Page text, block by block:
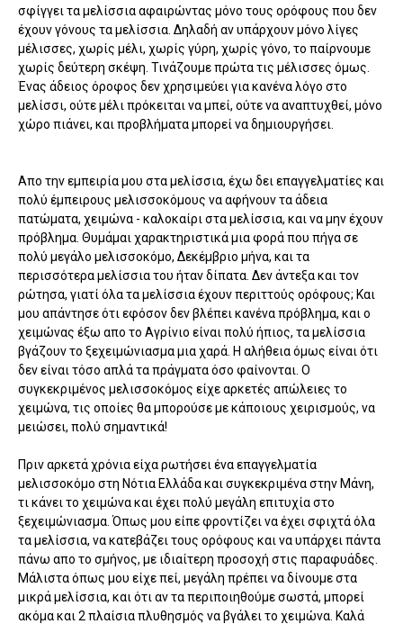
σφίγγει τα μελίσσια αφαιρώντας μόνο τους ορόφους που δεν
έχουν γόνους τα μελίσσια. Δηλαδή αν υπάρχουν μόνο λίγες
μέλισσες, χωρίς μέλι, χωρίς γύρη, χωρίς γόνο, το παίρνουμε
χωρίς δεύτερη σκέψη. Τινάζουμε πρώτα τις μέλισσες όμως.
Ένας άδειος όροφος δεν χρησιμεύει για κανένα λόγο στο
μελίσσι, ούτε μέλι πρόκειται να μπεί, ούτε να αναπτυχθεί, μόνο
χώρο πιάνει, και προβλήματα μπορεί να δημιουργήσει.
Απο την εμπειρία μου στα μελίσσια, έχω δει επαγγελματίες και
πολύ έμπειρους μελισσοκόμους να αφήνουν τα άδεια
πατώματα, χειμώνα - καλοκαίρι στα μελίσσια, και να μην έχουν
πρόβλημα. Θυμάμαι χαρακτηριστικά μια φορά που πήγα σε
πολύ μεγάλο μελισσοκόμο, Δεκέμβριο μήνα, και τα
περισσότερα μελίσσια του ήταν δίπατα. Δεν άντεξα και τον
ρώτησα, γιατί όλα τα μελίσσια έχουν περιττούς ορόφους; Και
μου απάντησε ότι εφόσον δεν βλέπει κανένα πρόβλημα, και ο
χειμώνας έξω απο το Αγρίνιο είναι πολύ ήπιος, τα μελίσσια
βγάζουν το ξεχειμώνιασμα μια χαρά. Η αλήθεια όμως είναι ότι
δεν είναι τόσο απλά τα πράγματα όσο φαίνονται. Ο
συγκεκριμένος μελισσοκόμος είχε αρκετές απώλειες το
χειμώνα, τις οποίες θα μπορούσε με κάποιους χειρισμούς, να
μειώσει, πολύ σημαντικά!
Πριν αρκετά χρόνια είχα ρωτήσει ένα επαγγελματία
μελισσοκόμο στη Νότια Ελλάδα και συγκεκριμένα στην Μάνη,
τι κάνει το χειμώνα και έχει πολύ μεγάλη επιτυχία στο
ξεχειμώνιασμα. Όπως μου είπε φροντίζει να έχει σφιχτά όλα
τα μελίσσια, να κατεβάζει τους ορόφους και να υπάρχει πάντα
πάνω απο το σμήνος, με ιδιαίτερη προσοχή στις παραφυάδες.
Μάλιστα όπως μου είχε πεί, μεγάλη πρέπει να δίνουμε στα
μικρά μελίσσια, και ότι αν τα περιποιηθούμε σωστά, μπορεί
ακόμα και 2 πλαίσια πλυθησμός να βγάλει το χειμώνα. Καλά